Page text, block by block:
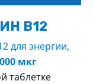
B12
для энергии,
мкг
таблетке